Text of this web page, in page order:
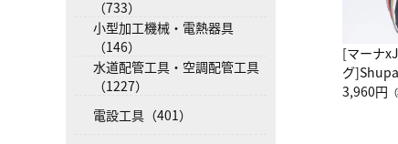
[マーナ
グ
グ Drop
3,960円
（733）
小型加工機械・電熱器具
（146）
水道配管工具・空調配管工具
（1227）
電設工具（401）